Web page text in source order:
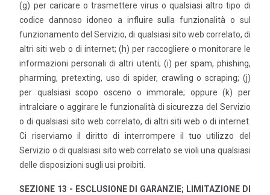
(g) per caricare o trasmettere virus o qualsiasi altro tipo di
codice dannoso idoneo a influire sulla funzionalità o sul
funzionamento del Servizio, di qualsiasi sito web correlato, di
altri siti web o di internet; (h) per raccogliere o monitorare le
informazioni personali di altri utenti; (i) per spam, phishing,
pharming, pretexting, uso di spider, crawling o scraping; (j)
per qualsiasi scopo osceno o immorale; oppure (k) per
intralciare o aggirare le funzionalità di sicurezza del Servizio
o di qualsiasi sito web correlato, di altri siti web o di internet.
Ci riserviamo il diritto di interrompere il tuo utilizzo del
Servizio o di qualsiasi sito web correlato se violi una qualsiasi
delle disposizioni sugli usi proibiti.
SEZIONE 13 - ESCLUSIONE DI GARANZIE; LIMITAZIONE DI